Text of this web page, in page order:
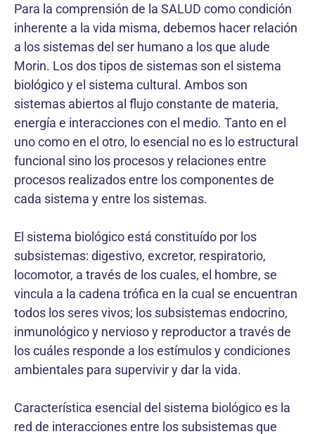
Para la comprensión de la SALUD como condición
inherente a la vida misma, debemos hacer relación
a los sistemas del ser humano a los que alude
Morin. Los dos tipos de sistemas son el sistema
biológico y el sistema cultural. Ambos son
sistemas abiertos al flujo constante de materia,
energía e interacciones con el medio. Tanto en el
uno como en el otro, lo esencial no es lo estructural
funcional sino los procesos y relaciones entre
procesos realizados entre los componentes de
cada sistema y entre los sistemas.
El sistema biológico está constituído por los
subsistemas: digestivo, excretor, respiratorio,
locomotor, a través de los cuales, el hombre, se
vincula a la cadena trófica en la cual se encuentran
todos los seres vivos; los subsistemas endocrino,
inmunológico y nervioso y reproductor a través de
los cuáles responde a los estímulos y condiciones
ambientales para supervivir y dar la vida.
Característica esencial del sistema biológico es la
red de interacciones entre los subsistemas que